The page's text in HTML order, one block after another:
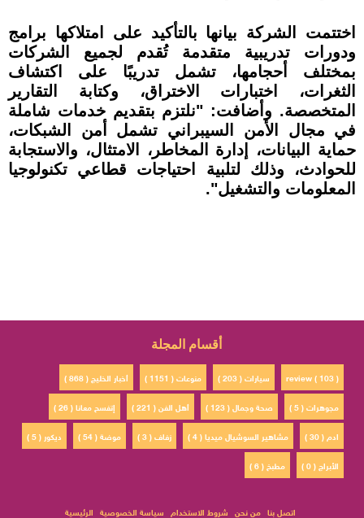
اختتمت الشركة بيانها بالتأكيد على امتلاكها برامج
ودورات تدريبية متقدمة تُقدم لجميع الشركات
بمختلف أحجامها، تشمل تدريبًا على اكتشاف
الثغرات، اختبارات الاختراق، وكتابة التقارير
المتخصصة. وأضافت: "نلتزم بتقديم خدمات شاملة
في مجال الأمن السيبراني تشمل أمن الشبكات،
حماية البيانات، إدارة المخاطر، الامتثال، والاستجابة
للحوادث، وذلك لتلبية احتياجات قطاعي تكنولوجيا
المعلومات والتشغيل".
أقسام المجلة
أخبار الخليج ( 868 ) منوعات ( 1151 ) سيارات ( 203 )
review ( 103 )
إتفسح معانا ( 26 )
أهل الفن ( 221 ) صحة وجمال ( 123 )
مجوهرات ( 5 )
ديكور ( 5 )
موضة ( 54 ) زفاف ( 3 ) مشاهير السوشيال ميديا ( 4 )
ادم ( 30 )
مطبخ ( 6 )
الأبراج ( 0 )
الرئيسية سياسة الخصوصية شروط الاستخدام من نحن اتصل بنا